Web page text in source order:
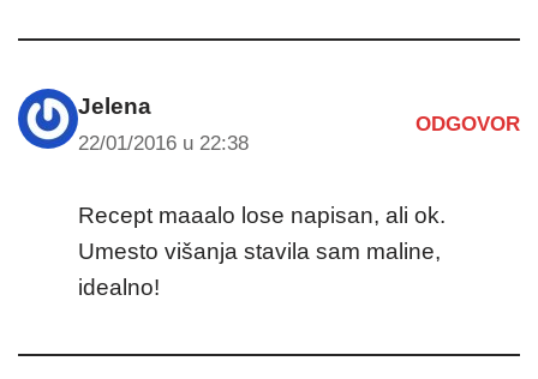
Jelena
22/01/2016 u 22:38
ODGOVOR
Recept maaalo lose napisan, ali ok.
Umesto višanja stavila sam maline,
idealno!